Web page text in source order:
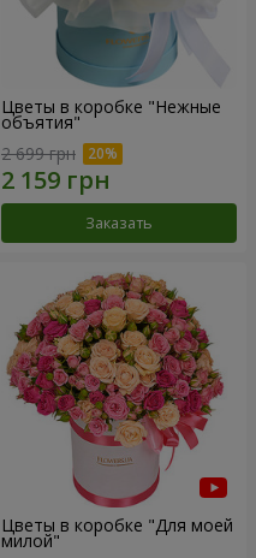
Цветы в коробке "Нежные
объятия"
2 699 грн
Заказать
Цветы в коробке "Для моей
милой"